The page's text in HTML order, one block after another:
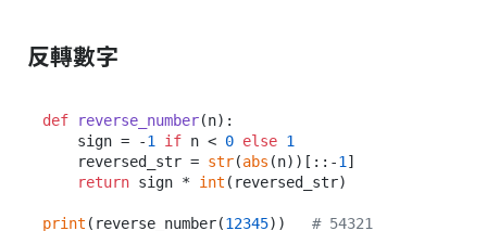
反轉數字
def reverse_number(n):
    sign = -
1 if n < 0 else 1
    reversed_str =
str(abs (n))[::-1 ]
return sign * int (reversed_str)
print (reverse_number(12345)) # 54321